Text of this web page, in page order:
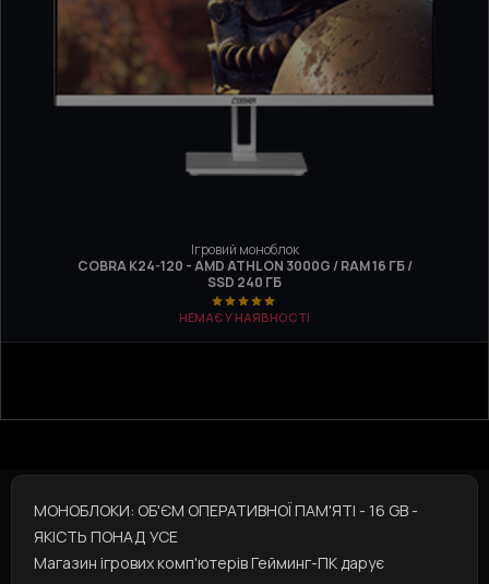
Ігровий моноблок
COBRA K24-120 - AMD ATHLON 3000G / RAM 16 ГБ /
SSD 240 ГБ
НЕМАЄ У НАЯВНОСТІ
МОНОБЛОКИ: ОБ'ЄМ ОПЕРАТИВНОЇ ПАМ'ЯТІ - 16 GB -
ЯКІСТЬ ПОНАД УСЕ
Магазин ігрових комп'ютерів Гейминг-ПК дарує